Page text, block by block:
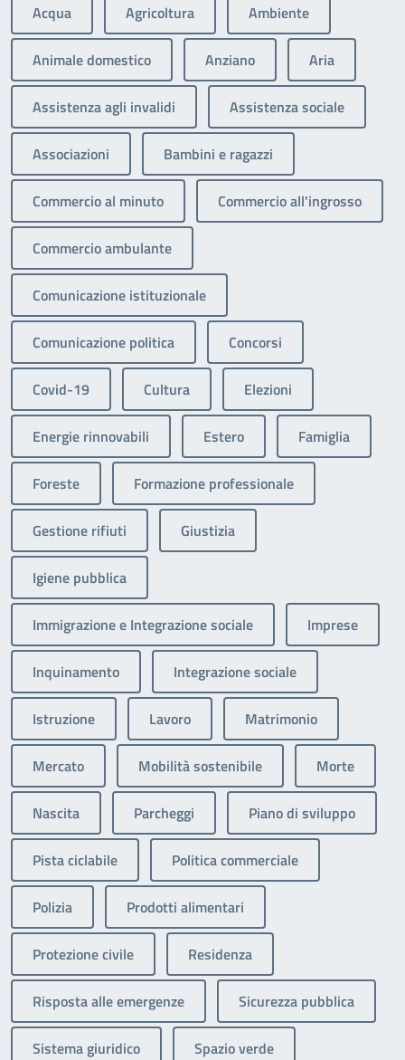
Acqua Agricoltura Ambiente
Animale domestico Anziano Aria
Assistenza agli invalidi Assistenza sociale
Associazioni Bambini e ragazzi
Commercio al minuto Commercio all'ingrosso
Commercio ambulante
Comunicazione istituzionale
Comunicazione politica Concorsi
Covid-19 Cultura Elezioni
Energie rinnovabili Estero Famiglia
Foreste Formazione professionale
Gestione rifiuti Giustizia
Igiene pubblica
Immigrazione e Integrazione sociale Imprese
Inquinamento Integrazione sociale
Istruzione Lavoro Matrimonio
Mercato Mobilità sostenibile Morte
Nascita Parcheggi Piano di sviluppo
Pista ciclabile Politica commerciale
Polizia Prodotti alimentari
Protezione civile Residenza
Risposta alle emergenze Sicurezza pubblica
Sistema giuridico Spazio verde